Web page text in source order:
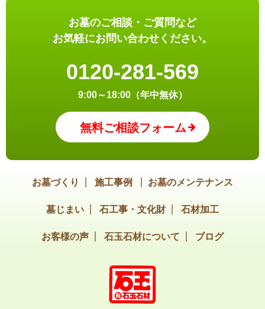
お墓のご相談・ご質問など
お気軽にお問い合わせください。
0120-281-569
9:00～18:00（年中無休）
無料ご相談フォーム
お墓づくり 施工事例 お墓のメンテナンス
墓じまい 石工事・文化財 石材加工
お客様の声 石玉石材について ブログ